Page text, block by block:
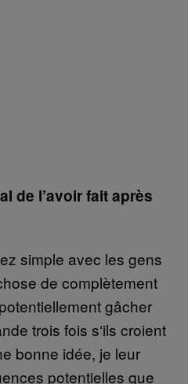
de l’avoir fait après
simple avec les gens
de complètement
gâcher
trois fois s‘ils croient
bonne idée, je leur
potentielles que